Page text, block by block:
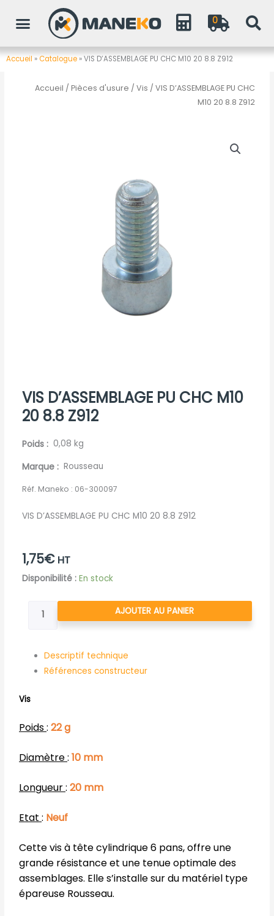
0
Accueil »Catalogue »VIS D’ASSEMBLAGE PU CHC M10 20 8.8 Z912
Accueil / Pièces d'usure / Vis / VIS D’ASSEMBLAGE PU CHC
M10 20 8.8 Z912
VIS D’ASSEMBLAGE PU CHC M10
20 8.8 Z912
Poids 0,08 kg
Marque Rousseau
Réf. Maneko : 06-300097
VIS D’ASSEMBLAGE PU CHC M10 20 8.8 Z912
1,75€ HT
Disponibilité : En stock
quantité
D'ASSEMBLAGE
CHC
M10
8.8
AJOUTER AU PANIER
Descriptif technique
Références constructeur
Vis
Poids: 22 g
Diamètre: 10 mm
Longueur: 20 mm
Etat: Neuf
Cette vis à tête cylindrique 6 pans, offre une
grande résistance et une tenue optimale des
assemblages. Elle s’installe sur du matériel type
épareuse Rousseau.